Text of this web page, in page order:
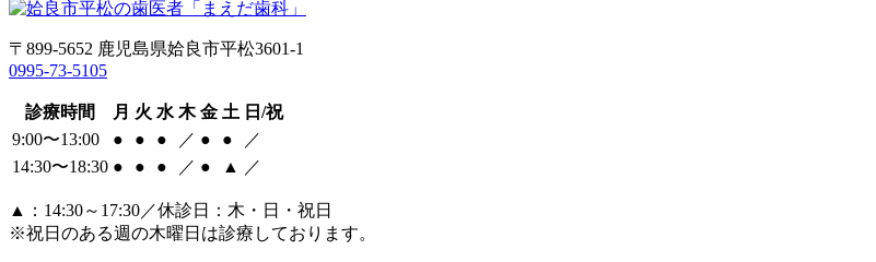
〒899-5652 鹿児島県姶良市平松3601-1
0995-73-5105
診療時間 月 火 水 木 金 土 日/祝
9:00〜13:00
● ● ● ／ ● ●
／
14:30〜18:30 ● ● ● ／ ● ▲ ／
▲
：14:30～17:30／休診日：木・日・祝日
※祝日のある週の木曜日は診療しております。